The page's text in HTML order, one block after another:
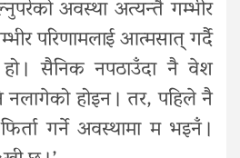
अवस्था अत्यन्तै गम्भीर
परिणामलाई आत्मसात् गर्दै
। सैनिक नपठाउँदा नै वेश
नलागेको होइन । तर, पहिले नै
गर्ने अवस्थामा म भइनँ ।